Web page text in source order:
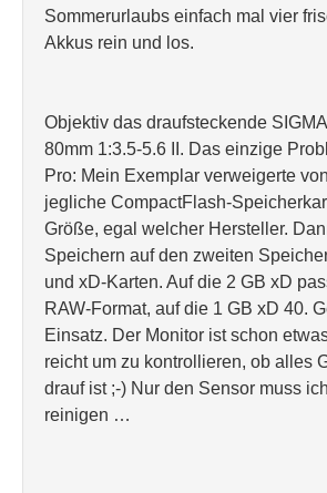
Sommerurlaubs einfach mal vier
Akkus rein und los.
Objektiv das draufsteckende
80mm 1:3.5-5.6 II. Das einzige
Pro: Mein Exemplar verweigerte
jegliche CompactFlash-
Größe, egal welcher Hersteller.
Speichern auf den zweiten
und xD-Karten. Auf die 2 GB xD
RAW-Format, auf die 1 GB xD 40.
Einsatz. Der Monitor ist schon
reicht um zu kontrollieren, ob alles
drauf ist ;-) Nur den Sensor muss
reinigen …